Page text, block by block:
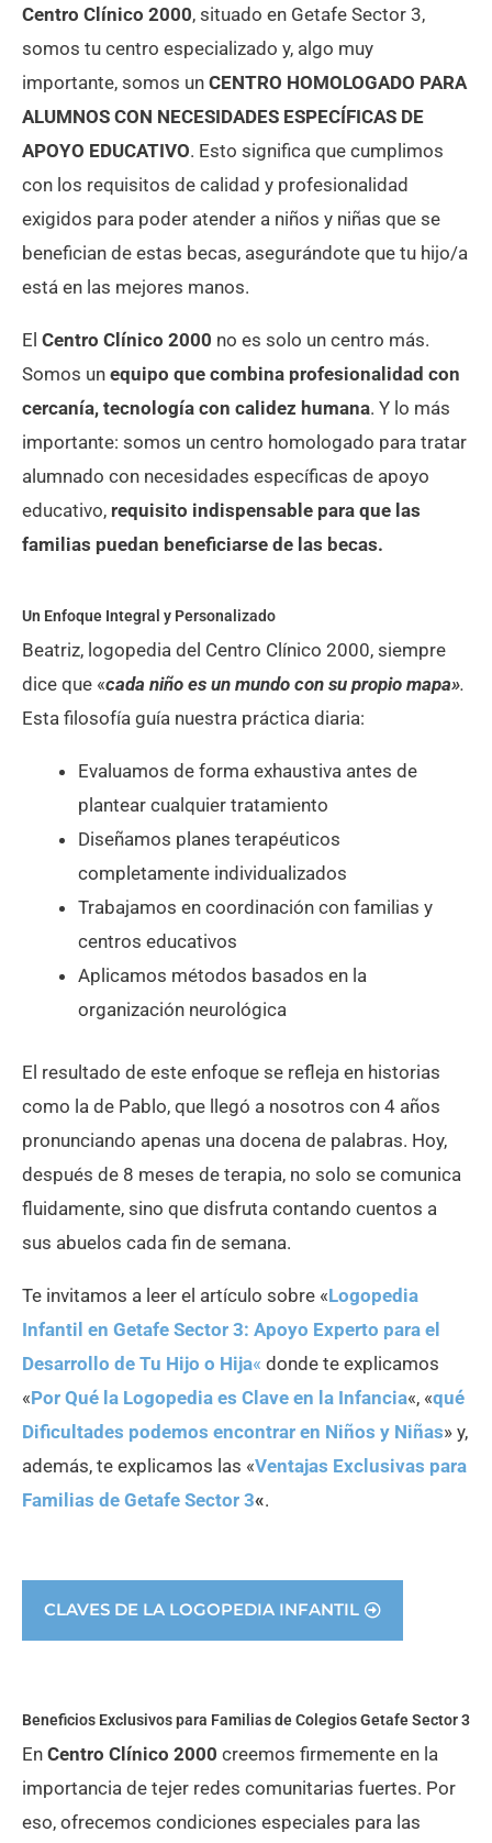
Centro Clínico 2000, situado en Getafe Sector 3,
somos tu centro especializado y, algo muy
importante, somos un CENTRO HOMOLOGADO PARA
ALUMNOS CON NECESIDADES ESPECÍFICAS DE
APOYO EDUCATIVO. Esto significa que cumplimos
con los requisitos de calidad y profesionalidad
exigidos para poder atender a niños y niñas que se
benefician de estas becas, asegurándote que tu hijo/a
está en las mejores manos.
El Centro Clínico 2000 no es solo un centro más.
Somos un equipo que combina profesionalidad con
cercanía, tecnología con calidez humana. Y lo más
importante: somos un centro homologado para tratar
alumnado con necesidades específicas de apoyo
educativo, requisito indispensable para que las
familias puedan beneficiarse de las becas.
Un Enfoque Integral y Personalizado
Beatriz, logopedia del Centro Clínico 2000, siempre
dice que «cada niño es un mundo con su propio mapa».
Esta filosofía guía nuestra práctica diaria:
Evaluamos de forma exhaustiva antes de
plantear cualquier tratamiento
Diseñamos planes terapéuticos
completamente individualizados
Trabajamos en coordinación con familias y
centros educativos
Aplicamos métodos basados en la
organización neurológica
El resultado de este enfoque se refleja en historias
como la de Pablo, que llegó a nosotros con 4 años
pronunciando apenas una docena de palabras. Hoy,
después de 8 meses de terapia, no solo se comunica
fluidamente, sino que disfruta contando cuentos a
sus abuelos cada fin de semana.
Te invitamos a leer el artículo sobre «Logopedia
Infantil en Getafe Sector 3: Apoyo Experto para el
Desarrollo de Tu Hijo o Hija« donde te explicamos
«Por Qué la Logopedia es Clave en la Infancia«, «qué
Dificultades podemos encontrar en Niños y Niñas» y,
además, te explicamos las «Ventajas Exclusivas para
Familias de Getafe Sector 3«.
CLAVES DE LA LOGOPEDIA INFANTIL
Beneficios Exclusivos para Familias de Colegios Getafe Sector 3
En Centro Clínico 2000 creemos firmemente en la
importancia de tejer redes comunitarias fuertes. Por
eso, ofrecemos condiciones especiales para las